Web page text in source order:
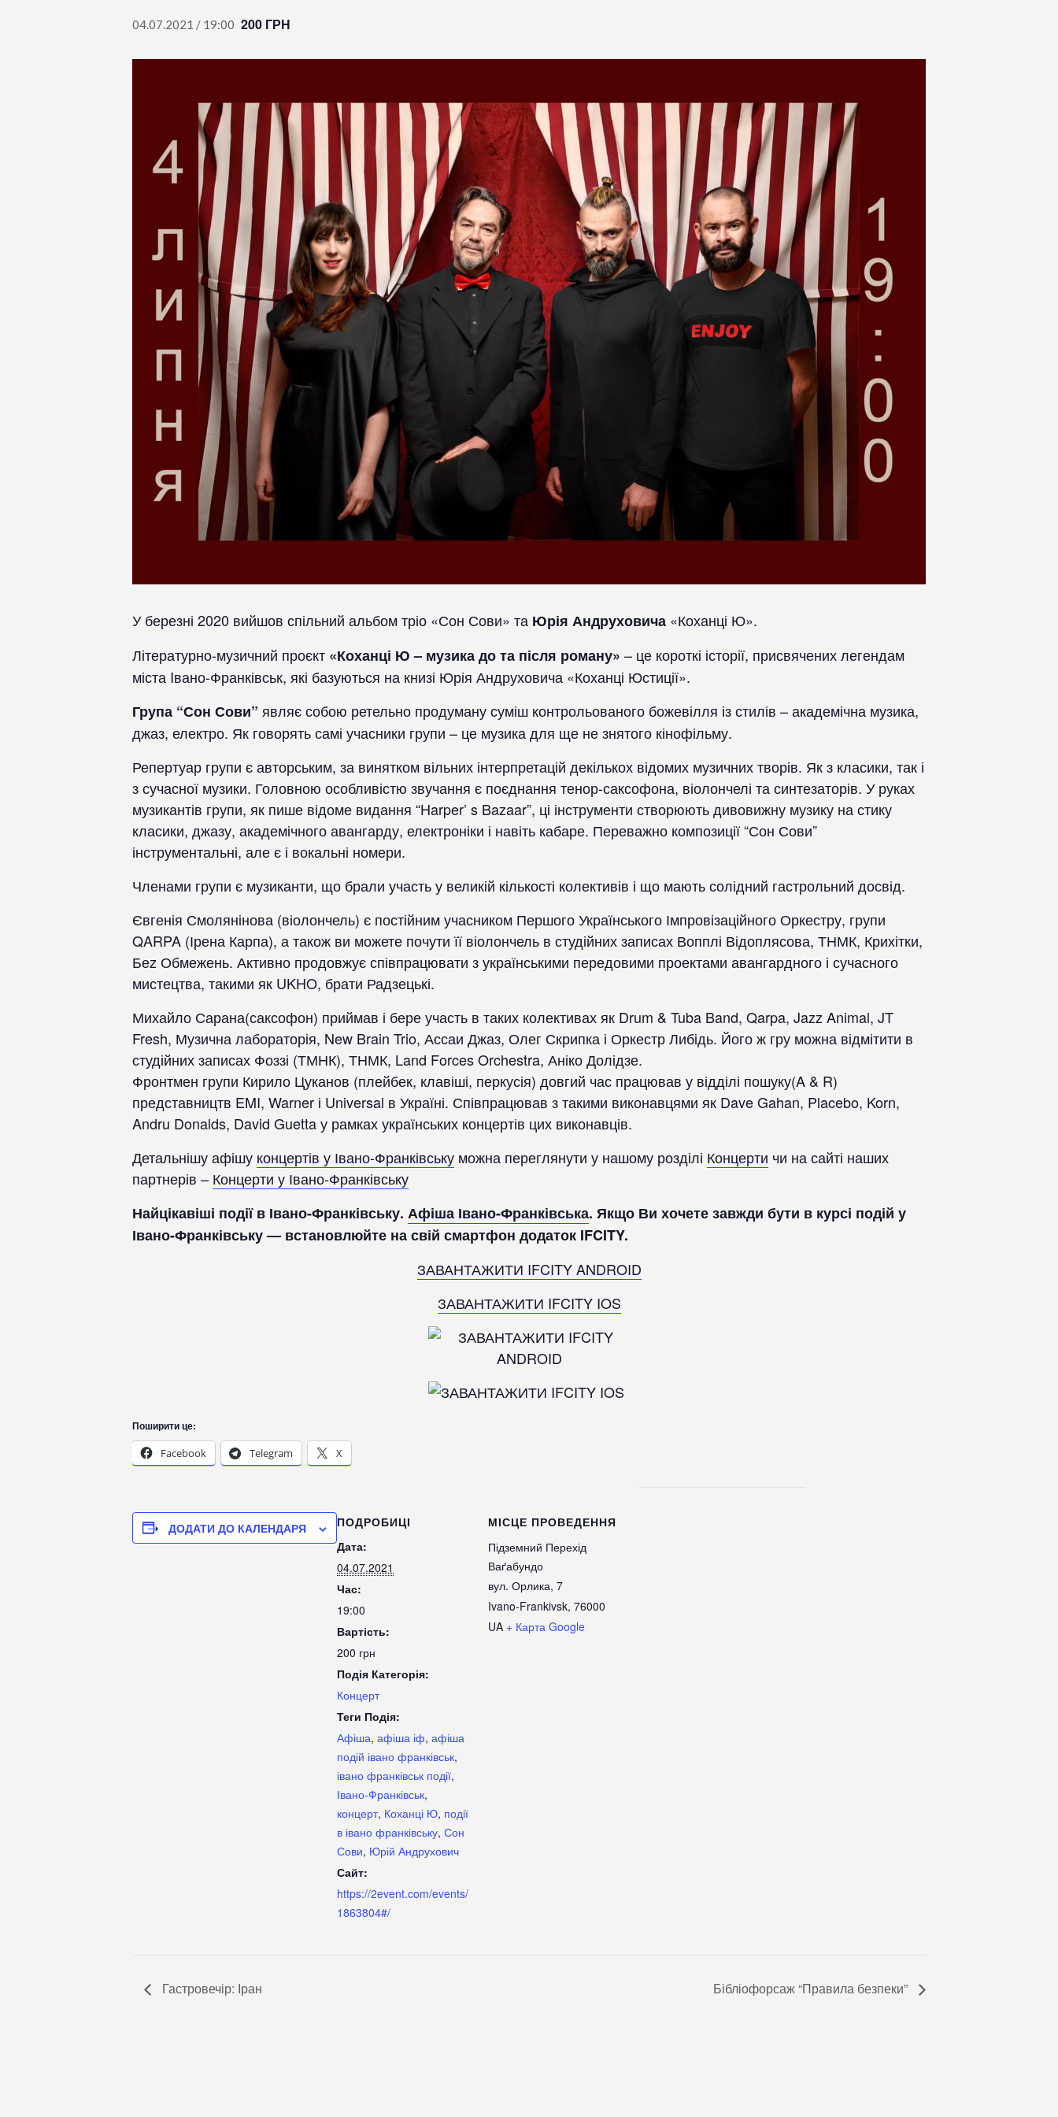
04.07.2021 / 19:00 200 ГРН
У березні 2020 вийшов спільний альбом тріо «Сон Сови» та Юрія Андруховича «Коханці Ю».
Літературно-музичний проєкт «Коханці Ю – музика до та після роману» – це короткі історії, присвячених легендам
міста Iвано-Франківськ, які базуються на книзі Юрія Андруховича «Коханці Юстиції».
Група “Сон Сови” являє собою ретельно продуману суміш контрольованого божевілля із стилів – академічна музика,
джаз, електро. Як говорять самі учасники групи – це музика для ще не знятого кінофільму.
Репертуар групи є авторським, за винятком вільних інтерпретацій декількох відомих музичних творів. Як з класики, так і
з сучасної музики. Головною особливістю звучання є поєднання тенор-саксофона, віолончелі та синтезаторів. У руках
музикантів групи, як пише відоме видання “Harper’ s Bazaar”, ці інструменти створюють дивовижну музику на стику
класики, джазу, академічного авангарду, електроніки і навіть кабаре. Переважно композиції “Сон Сови”
інструментальні, але є і вокальні номери.
Членами групи є музиканти, що брали участь у великій кількості колективів і що мають солідний гастрольний досвід.
Євгенія Смолянінова (віолончель) є постійним учасником Першого Українського Імпровізаційного Оркестру, групи
QARPA (Ірена Карпа), а також ви можете почути її віолончель в студійних записах Вопплі Відоплясова, ТНМК, Крихітки,
Беz Обмежень. Активно продовжує співпрацювати з українськими передовими проектами авангардного і сучасного
мистецтва, такими як UKHO, брати Радзецькі.
Михайло Сарана(саксофон) приймав і бере участь в таких колективах як Drum & Tuba Band, Qarpa, Jazz Animal, JT
Fresh, Музична лабораторія, New Brain Trio, Ассаи Джаз, Олег Скрипка і Оркестр Либідь. Його ж гру можна відмітити в
студійних записах Фоззі (ТМНК), ТНМК, Land Forces Orchestra, Аніко Долідзе.
Фронтмен групи Кирило Цуканов (плейбек, клавіші, перкусія) довгий час працював у відділі пошуку(A & R)
представництв EMI, Warner і Universal в Україні. Співпрацював з такими виконавцями як Dave Gahan, Placebo, Korn,
Andru Donalds, David Guetta у рамках українських концертів цих виконавців.
Детальнішу афішу концертів у Івано-Франківську можна переглянути у нашому розділі Концерти чи на сайті наших
партнерів – Концерти у Івано-Франківську
Найцікавіші події в Івано-Франківську. Афіша Івано-Франківська. Якщо Ви хочете завжди бути в курсі подій у
Івано-Франківську — встановлюйте на свій смартфон додаток IFCITY.
ЗАВАНТАЖИТИ IFCITY ANDROID
ЗАВАНТАЖИТИ IFCITY IOS
Поширити це:
Facebook
Telegram X
ДОДАТИ ДО КАЛЕНДАРЯ
ПОДРОБИЦІ
Дата:
04.07.2021
Час:
19:00
Вартість:
200 грн
Подія Категорія:
Концерт
Теги Подія:
Афіша, афіша іф, афіша
подій івано франківськ,
івано франківськ події,
Івано-Франківськ,
концерт, Коханці Ю, події
в івано франківську, Сон
Сови, Юрій Андрухович
Сайт:
https://2event.com/events/
1863804#/
МІСЦЕ ПРОВЕДЕННЯ
Підземний Перехід
Ваґабундо
вул. Орлика, 7
Ivano-Frankivsk, 76000
UA + Карта Google
Гастровечір: Іран Бібліофорсаж “Правила безпеки”